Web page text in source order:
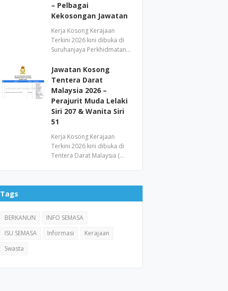
– Pelbagai
Kekosongan Jawatan
Kerja Kosong Kerajaan
Terkini 2026 kini dibuka di
Suruhanjaya Perkhidmatan…
Jawatan Kosong
Tentera Darat
Malaysia 2026 –
Perajurit Muda Lelaki
Siri 207 & Wanita Siri
51
Kerja Kosong Kerajaan
Terkini 2026 kini dibuka di
Tentera Darat Malaysia (…
Tags
BERKANUN
INFO SEMASA
ISU SEMASA
Informasi
Kerajaan
Swasta